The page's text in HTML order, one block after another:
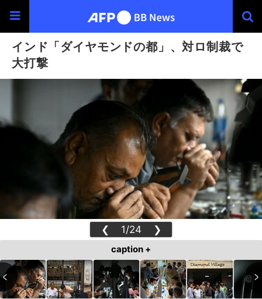
インド「ダイヤモンドの都」、対ロ制裁で
大打撃
❮ 1/24 ❯
caption +